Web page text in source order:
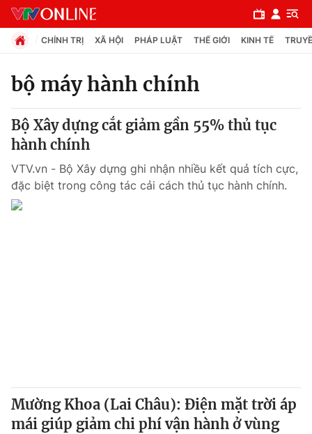
Chuyên mục
Chính trị
Xã hội
Câu chuyện quốc tế
Thị trường
Góc doanh nghiệp
Truyền hình
CHÍNH TRỊ XÃ HỘI PHÁP LUẬT THẾ GIỚI KINH TẾ
bộ máy hành chính
Bộ Xây dựng cắt giảm gần 55% thủ tục
hành chính
VTV.vn - Bộ Xây dựng ghi nhận nhiều kết quả tích cực,
đặc biệt trong công tác cải cách thủ tục hành chính.
Mường Khoa (Lai Châu): Điện mặt trời áp
mái giúp giảm chi phí vận hành ở vùng